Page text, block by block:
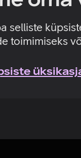
selliste
toimimiseks